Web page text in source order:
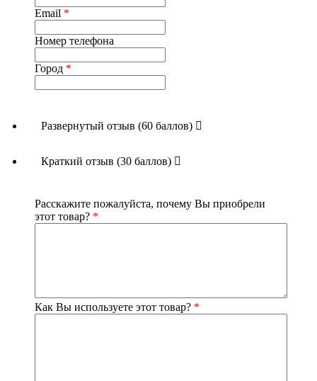
Состав:масло подсолнечное рафинированное, шиитаке
97,8 г, белки – 1 г
Энергетическая ценность (на 100 г):
Противопоказания:индивидуальная непереносимость
Внимание:следует помнить, что перед употреблением
(уменьшенную в 4 раза) дозу для определения
индивидуальной непереносимости отдельных
компонентов, входящих в состав данного продукта.
Email *
Номер телефона
Город *
Развернутый отзыв (60 баллов)
Краткий отзыв (30 баллов)
Расскажите пожалуйста, почему Вы приобрели
этот товар? *
Как Вы используете этот товар? *